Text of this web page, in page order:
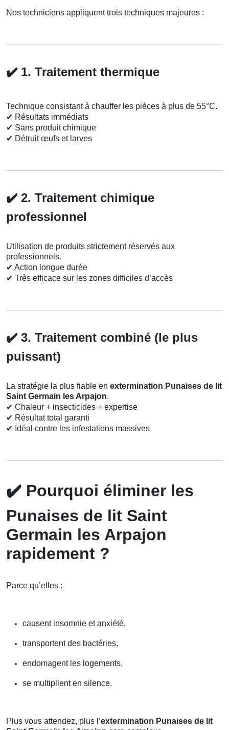
Nos techniciens appliquent trois techniques majeures :
✔️ 1. Traitement thermique
Technique consistant à chauffer les pièces à plus de 55°C.
✔ Résultats immédiats
✔ Sans produit chimique
✔ Détruit œufs et larves
✔️ 2. Traitement chimique
professionnel
Utilisation de produits strictement réservés aux
professionnels.
✔ Action longue durée
✔ Très efficace sur les zones difficiles d’accès
✔️ 3. Traitement combiné (le plus
puissant)
La stratégie la plus fiable en extermination Punaises de lit
Saint Germain les Arpajon.
✔ Chaleur + insecticides + expertise
✔ Résultat total garanti
✔ Idéal contre les infestations massives
✔️ Pourquoi éliminer les
Punaises de lit Saint
Germain les Arpajon
rapidement ?
Parce qu’elles :
causent insomnie et anxiété,
transportent des bactéries,
endomagent les logements,
se multiplient en silence.
Plus vous attendez, plus l’extermination Punaises de lit